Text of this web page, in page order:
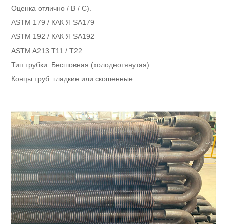
Оценка отлично / B / C).
ASTM 179 / КАК Я SA179
ASTM 192 / КАК Я SA192
ASTM A213 T11 / T22
Тип трубки: Бесшовная (холоднотянутая)
Концы труб: гладкие или скошенные